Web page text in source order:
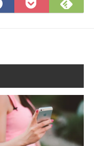
Facebook
で
Pocket
に
で